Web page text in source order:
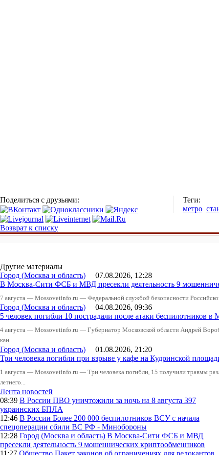
Поделиться с друзьями:
Теги:
метро
Возврат к списку
Другие материалы
Город (Москва и область) 07.08.2026, 12:28
В Москва-Сити ФСБ и МВД пресекли деятельность 9
7 августа — Mossovetinfo.ru — Федеральной службой безопасности
Город (Москва и область) 04.08.2026, 09:36
5 человек погибли 10 пострадали после атаки беспилотников в
4 августа — Mossovetinfo.ru — Губернатор Московской области Андрей
кан...
Город (Москва и область) 01.08.2026, 21:20
Три человека погибли при взрыве у кафе на Кудринской
1 августа — Mossovetinfo.ru — Три человека погибли, 15 получили травмы
летнего...
Лента новостей
08:39 В России ПВО уничтожили за ночь на 8 августа 397
украинских БПЛА
12:46 В России Более 200 000 беспилотников ВСУ с начала
спецоперации сбили ВС РФ - Минобороны
12:28 Город (Москва и область) В Москва-Сити ФСБ и МВД
пресекли деятельность 9 мошеннических криптообменников